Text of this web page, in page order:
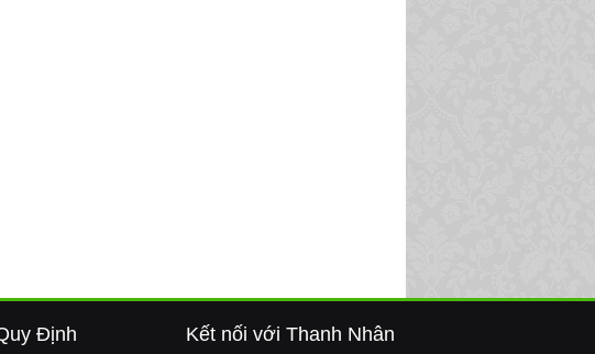
Định Kết nối với Thanh Nhân